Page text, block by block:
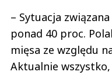
– Sytuacja
ponad 40 proc.
mięsa ze względu
Aktualnie